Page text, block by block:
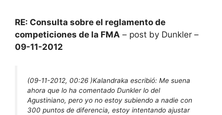
RE: Consulta sobre el reglamento de
competiciones de la FMA – post by Dunkler –
09-11-2012
(09-11-2012, 00:26 )Kalandraka escribió: Me suena
ahora que lo ha comentado Dunkler lo del
Agustiniano, pero yo no estoy subiendo a nadie con
300 puntos de diferencia, estoy intentando ajustar